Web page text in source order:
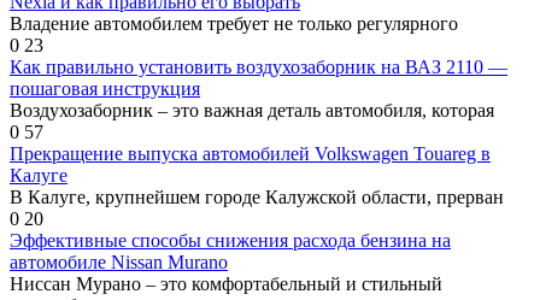
Владение автомобилем требует не только регулярного
0 23
Как правильно установить воздухозаборник на ВАЗ 2110 —
пошаговая инструкция
Воздухозаборник – это важная деталь автомобиля, которая
0 57
Прекращение выпуска автомобилей Volkswagen Touareg в
Калуге
В Калуге, крупнейшем городе Калужской области, прерван
0 20
Эффективные способы снижения расхода бензина на
автомобиле Nissan Murano
Ниссан Мурано – это комфортабельный и стильный